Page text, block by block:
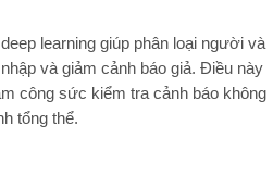
deep learning giúp phân loại người và
và giảm cảnh báo giả. Điều này
công sức kiểm tra cảnh báo không
tổng thể.